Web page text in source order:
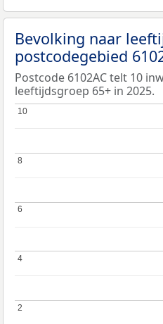
Bevolking naar
postcodegebied
Postcode 6102AC telt 10
leeftijdsgroep 65+ in 2025.
2
2
4
4
6
6
8
8
10
10